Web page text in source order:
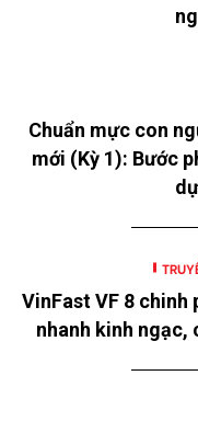
Chuẩn mực con
mới (Kỳ 1): Bước
VinFast VF 8 chinh
nhanh kinh ngạc,